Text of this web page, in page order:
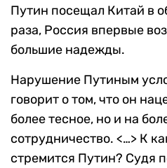
Путин посещал Китай в
раза, Россия впервые
большие надежды.
Нарушение Путиным
говорит о том, что он
более тесное, но и на
сотрудничество. <…> К
стремится Путин? Судя